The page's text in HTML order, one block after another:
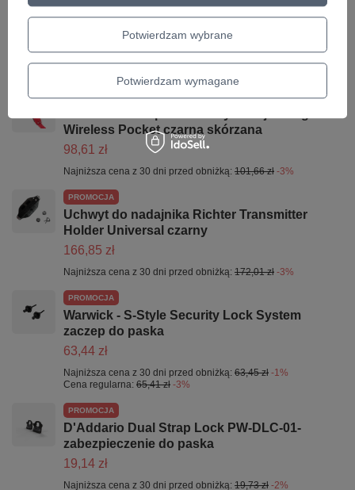
Może potrzebujesz tego do gitary
PROMOCJA
Wireless Pocket czarna skórzana
98,61 zł
Najniższa cena z 30 dni przed obniżką: 101,66 zł -3%
PROMOCJA
Uchwyt do nadajnika Richter Transmitter
Holder Universal czarny
166,85 zł
Najniższa cena z 30 dni przed obniżką: 172,01 zł -3%
PROMOCJA
Warwick - S-Style Security Lock System
zaczep do paska
63,44 zł
Najniższa cena z 30 dni przed obniżką: 63,45 zł -1%
Cena regularna: 65,41 zł -3%
PROMOCJA
D'Addario Dual Strap Lock PW-DLC-01-
zabezpieczenie do paska
19,14 zł
Najniższa cena z 30 dni przed obniżką: 19,73 zł -2%
Potwierdzam wybrane
Potwierdzam wymagane